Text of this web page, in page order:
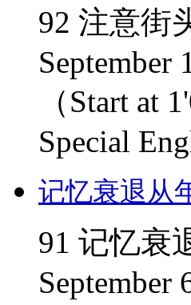
92 注意街
September
（Start at
Special
记忆衰退从
91 记忆衰
September